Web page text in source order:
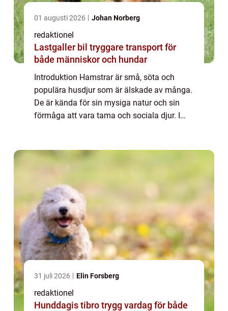
01 augusti 2026 Johan Norberg
redaktionel
Lastgaller bil tryggare transport för
både människor och hundar
Introduktion Hamstrar är små, söta och
populära husdjur som är älskade av många.
De är kända för sin mysiga natur och sin
förmåga att vara tama och sociala djur. I
31 juli 2026 Elin Forsberg
redaktionel
Hunddagis tibro trygg vardag för både